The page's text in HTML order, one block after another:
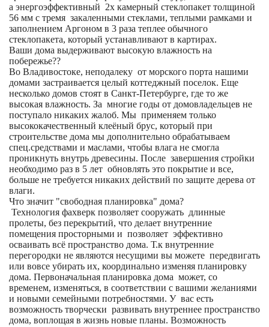
а энергоэффективный 2х камерный стеклопакет толщиной
56 мм с тремя закаленными стеклами, теплыми рамками и
заполнением Аргоном в 3 раза теплее обычного
стеклопакета, который устанавливают в картирах.
Ваши дома выдерживают высокую влажность на
побережье??
Во Владивостоке, неподалеку от морского порта нашими
домами застраивается целый коттеджный поселок. Еще
несколько домов стоят в Санкт-Петербурге, где то же
высокая влажность. За многие годы от домовладельцев не
поступало никаких жалоб. Мы применяем только
высококачественный клеёный брус, который при
строительстве дома мы дополнительно обрабатываем
спец.средствами и маслами, чтобы влага не смогла
проникнуть внутрь древесины. После завершения стройки
необходимо раз в 5 лет обновлять это покрытие и все,
больше не требуется никаких действий по защите дерева от
влаги.
Что значит "свободная планировка" дома?
Технология фахверк позволяет сооружать длинные
пролеты, без перекрытий, что делает внутренние
помещения просторными и позволяет эффективно
осваивать всё пространство дома. Т.к внутренние
перегородки не являются несущими вы можете передвигать
или вовсе убирать их, координально изменяя планировку
дома. Первоначальная планировка дома может, со
временем, изменяться, в соответствии с вашими желаниями
и новыми семейными потребностями. У вас есть
возможность творчески развивать внутреннее пространство
дома, воплощая в жизнь новые планы. Возможность